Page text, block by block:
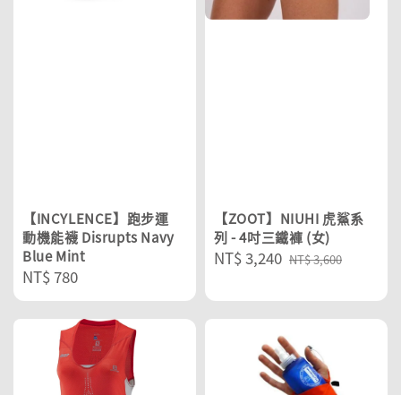
【INCYLENCE】跑步運
動機能襪 Disrupts Navy
Blue Mint
Regular
price
NT$ 780
【ZOOT】NIUHI 虎鯊系
列 - 4吋三鐵褲 (女)
Sale
NT$ 3,240 Regular
NT$ 3,600